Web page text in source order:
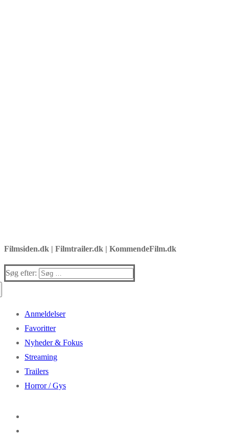
Filmsiden.dk | Filmtrailer.dk | KommendeFilm.dk
Søg efter:
Anmeldelser
Favoritter
Nyheder & Fokus
Streaming
Trailers
Horror / Gys